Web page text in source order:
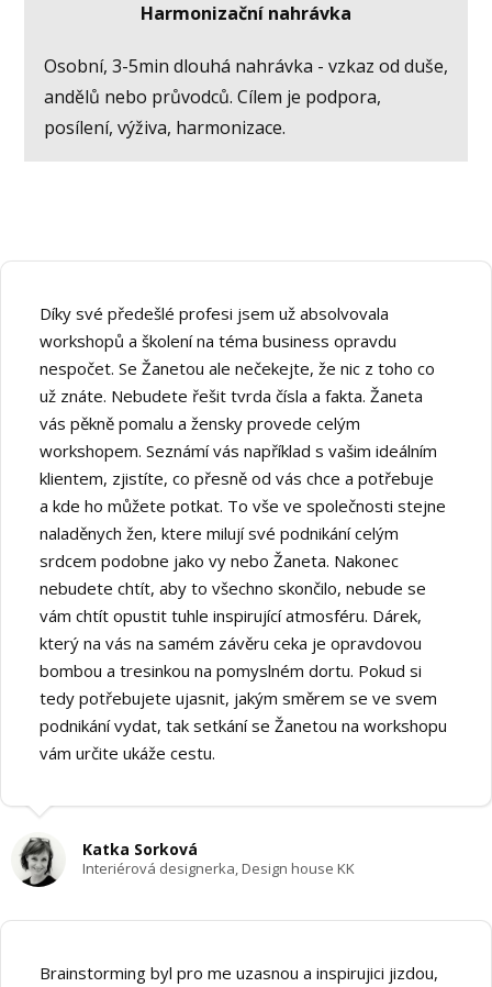
Harmonizační nahrávka
Osobní, 3-5min dlouhá nahrávka - vzkaz od duše,
andělů nebo průvodců. Cílem je podpora,
posílení, výživa, harmonizace.
Díky své předešlé profesi jsem už absolvovala
workshopů a školení na téma business opravdu
nespočet. Se Žanetou ale nečekejte, že nic z toho co
už znáte. Nebudete řešit tvrda čísla a fakta. Žaneta
vás pěkně pomalu a žensky provede celým
workshopem. Seznámí vás například s vašim ideálním
klientem, zjistíte, co přesně od vás chce a potřebuje
a kde ho můžete potkat. To vše ve společnosti stejne
naladěnych žen, ktere milují své podnikání celým
srdcem podobne jako vy nebo Žaneta. Nakonec
nebudete chtít, aby to všechno skončilo, nebude se
vám chtít opustit tuhle inspirující atmosféru. Dárek,
který na vás na samém závěru ceka je opravdovou
bombou a tresinkou na pomyslném dortu. Pokud si
tedy potřebujete ujasnit, jakým směrem se ve svem
podnikání vydat, tak setkání se Žanetou na workshopu
vám určite ukáže cestu.
Katka Sorková
Interiérová designerka, Design house KK
Brainstorming byl pro me uzasnou a inspirujici jizdou,